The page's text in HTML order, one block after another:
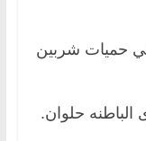
حميات شربين
حلوان.